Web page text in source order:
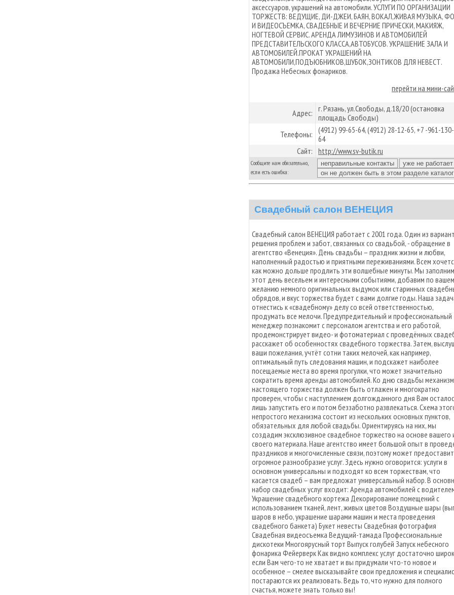
аксессуаров, украшений на автомобили. УСЛУГИ ПО ОРГАНИЗАЦИИ
ТОРЖЕСТВ: ВЕДУЩИЕ, ДИ-ДЖЕИ, БАЯН, ВОКАЛ,ЖИВАЯ МУЗЫКА,
И ВИДЕОСЪЕМКА, СВАДЕБНЫЕ И ВЕЧЕРНИЕ ПРИЧЕСКИ, МАКИЯЖ,
НОГТЕВОЙ СЕРВИС. АРЕНДА ЛИМУЗИНОВ И АВТОМОБИЛЕЙ
ПРЕДСТАВИТЕЛЬСКОГО КЛАССА,АВТОБУСОВ. УКРАШЕНИЕ ЗАЛА И
АВТОМОБИЛЕЙ.ПРОКАТ УКРАШЕНИЙ НА
АВТОМОБИЛИ,ПОДЪЮБНИКОВ,ШУБОК,ЗОНТИКОВ ДЛЯ НЕВЕСТ.
Продажа Небесных фонариков.
перейти на мини-
Адрес: г. Рязань, ул.Свободы, д.18/20 (остановка
площадь Свободы)
Телефоны: (4912) 99-65-64, (4912) 28-12-65, +7 -961-
64
Сайт: http://www.sv-butik.ru
Сообщите нам обязательно,
если есть ошибка:
Свадебный салон ВЕНЕЦИЯ
Свадебный салон ВЕНЕЦИЯ работает с 2001 года. Один из
решения проблем и забот, связанных со свадьбой, - обращение в
агентство «Венеция». День свадьбы – праздник жизни и любви,
наполненный радостью и приятными переживаниями. Всем
как можно дольше продлить эти волшебные минуты. Мы заполним
этот день весельем и интересными событиями, добавим по
желанию немного оригинальных выдумок или старинных
обрядов, и вкус торжества будет с вами долгие годы. Наша
отнестись к «свадебному» делу со всей ответственностью,
продумать все мелочи. Предупредительный и профессиональный
менеджер познакомит с персоналом агентства и его работой,
продемонстрирует видео- и фотоматериал с проведённых
расскажет об особенностях свадебного торжества. Затем,
ваши пожелания, учтёт сотни таких мелочей, как например,
оптимальный путь следования машин, и подскажет наиболее
посещаемые места во время прогулки, что может значительно
сократить время аренды автомобилей. Ко дню свадьбы механизм
настоящего торжества должен быть отлажен и многократно
проверен, чтобы с наступлением долгожданного дня Вам
лишь запустить его и потом беззаботно развлекаться. Схема
непростого механизма состоит из нескольких основных пунктов,
обязательных для любой свадьбы. Ориентируясь на них, мы
создадим эксклюзивное свадебное торжество на основе вашего
своего материала. Наше агентство имеет большой опыт в
праздников и многочисленные связи, поэтому может
огромное разнообразие услуг. Здесь нужно оговорится: услуги в
основном универсальны и подходят ко всем торжествам, что
касается свадеб – вам предложат универсальный набор. В
набор свадебных услуг входит: Аренда автомобилей с
Украшение свадебного кортежа Декорирование помещений с
использованием тканей, лент, живых цветов Воздушные шары
шаров в небо, украшение шарами машин и места проведения
свадебного банкета) Букет невесты Свадебная фотография
Свадебная видеосъемка Ведущий-тамада Профессиональные
дискотеки Многоярусный торт Выпуск голубей Запуск небесного
фонарика Фейерверк Как видно комплекс услуг достаточно
если Вам чего-то не хватает и вы придумали что-то новое и
особенное – смелее высказывайте свои предложения и
постараются их реализовать. Ведь то, что нужно для полного
счастья, можете знать только вы!